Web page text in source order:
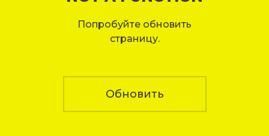
Попробуйте обновить
страницу.
Обновить